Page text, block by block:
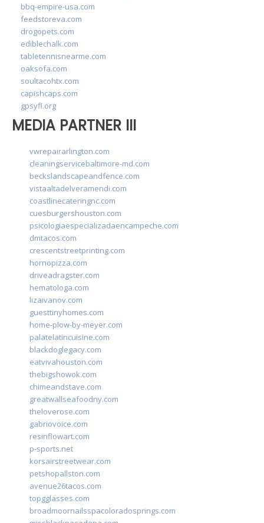
bbq-empire-usa.com
feedstoreva.com
drogopets.com
ediblechalk.com
tabletennisnearme.com
oaksofa.com
soultacohtx.com
capishcaps.com
gpsyfl.org
MEDIA PARTNER III
vwrepairarlington.com
cleaningservicebaltimore-md.com
beckslandscapeandfence.com
vistaaltadelveramendi.com
coastlinecateringnc.com
cuesburgershouston.com
psicologiaespecializadaencampeche.com
dmtacos.com
crescentstreetprinting.com
hornopizza.com
driveadragster.com
hematologa.com
lizaivanov.com
guesttinyhomes.com
home-plow-by-meyer.com
palatelatincuisine.com
blackdoglegacy.com
eatvivahouston.com
thebigshowok.com
chimeandstave.com
greatwallseafoodny.com
theloverose.com
gabriovoice.com
resinflowart.com
p-sports.net
korsairstreetwear.com
petshopallston.com
avenue26tacos.com
topgglasses.com
broadmoornailsspacoloradosprings.com